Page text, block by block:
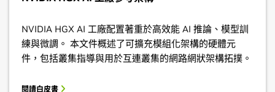
NVIDIA HGX AI 工廠配置著重於高效能 AI 推論、模型訓
練與微調。 本文件概述了可擴充模組化架構的硬體元
件，包括叢集指導與用於互連叢集的網路網狀架構拓撲。
閱讀白皮書